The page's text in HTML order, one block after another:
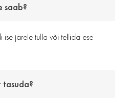
saab?
järele tulla või tellida ese
tasuda?